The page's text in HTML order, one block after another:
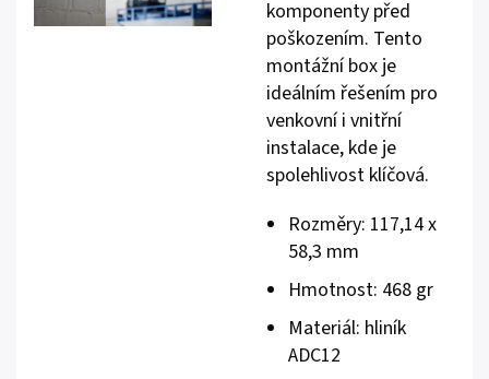
komponenty před
poškozením. Tento
montážní box je
ideálním řešením pro
venkovní i vnitřní
instalace, kde je
spolehlivost klíčová.
Rozměry: 117,14 x
58,3 mm
Hmotnost: 468 gr
Materiál: hliník
ADC12